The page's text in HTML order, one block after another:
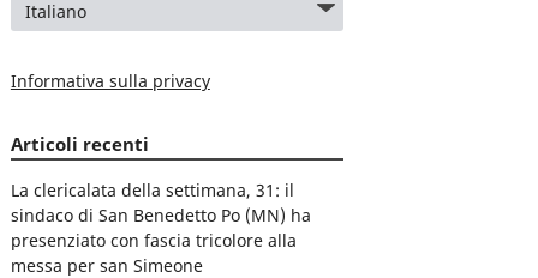
Informativa sulla privacy
Articoli recenti
La clericalata della settimana, 31: il
sindaco di San Benedetto Po (MN) ha
presenziato con fascia tricolore alla
messa per san Simeone